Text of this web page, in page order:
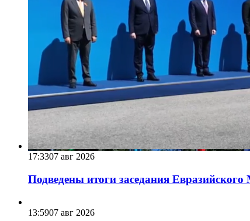
17:3307 авг 2026
Подведены итоги заседания Евразийского
13:5907 авг 2026